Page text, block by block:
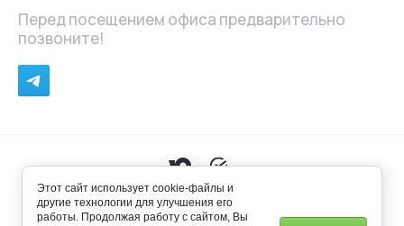
Перед посещением офиса предварительно
позвоните!
Не является публичной офертой. © ООО Веркштоф,
2025
Этот сайт использует cookie-файлы и
другие технологии для улучшения его
работы. Продолжая работу с сайтом, Вы